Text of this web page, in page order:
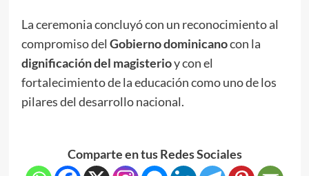
La ceremonia concluyó con un reconocimiento al
compromiso del Gobierno dominicanocon la
dignificación del magisterioy con el
fortalecimiento de la educación como uno de los
pilares del desarrollo nacional.
Comparte en tus Redes Sociales